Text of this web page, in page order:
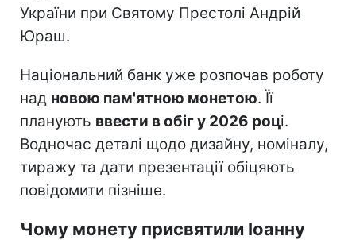
України при Святому Престолі Андрій
Юраш.
Національний банк уже розпочав роботу
над новою пам'ятною монетою. Її
планують ввести в обіг у 2026 році.
Водночас деталі щодо дизайну, номіналу,
тиражу та дати презентації обіцяють
повідомити пізніше.
Чому монету присвятили Іоанну